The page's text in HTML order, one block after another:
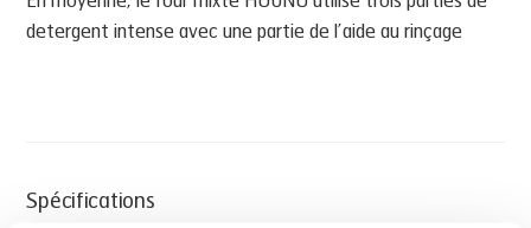
detergent intense avec une partie de l’aide au rinçage
Spécifications